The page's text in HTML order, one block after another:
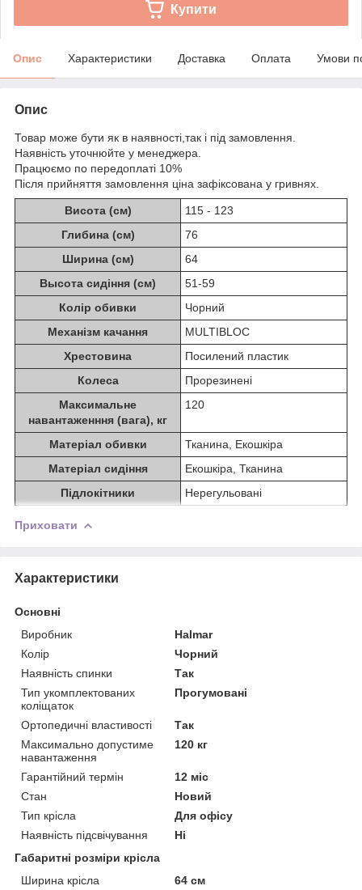
Купити
Опис Характеристики Доставка Оплата Умови
Опис
Товар може бути як в наявності,так і під замовлення.
Наявність уточнюйте у менеджера.
Працюємо по передоплаті 10%
Після прийняття замовлення ціна зафіксована у гривнях.
Висота (см)
115 - 123
Глибина (см)
76
Ширина (см)
64
Высота сидіння (см)
51-59
Колір обивки
Чорний
Механізм качання
MULTIBLOC
Хрестовина
Посилений пластик
Колеса
Прорезинені
Максимальне
навантаженння (вага), кг
120
Матеріал обивки
Тканина, Екошкіра
Матеріал сидіння
Екошкіра, Тканина
Підлокітники
Нерегульовані
Приховати
Характеристики
Основні
Виробник
Halmar
Колір
Чорний
Наявність спинки
Так
Тип укомплектованих
коліщаток
Прогумовані
Ортопедичні властивості
Так
Максимально допустиме
навантаження
120 кг
Гарантійний термін
12 міс
Стан
Новий
Тип крісла
Для офісу
Наявність підсвічування
Ні
Габаритні розміри крісла
Ширина крісла
64 см